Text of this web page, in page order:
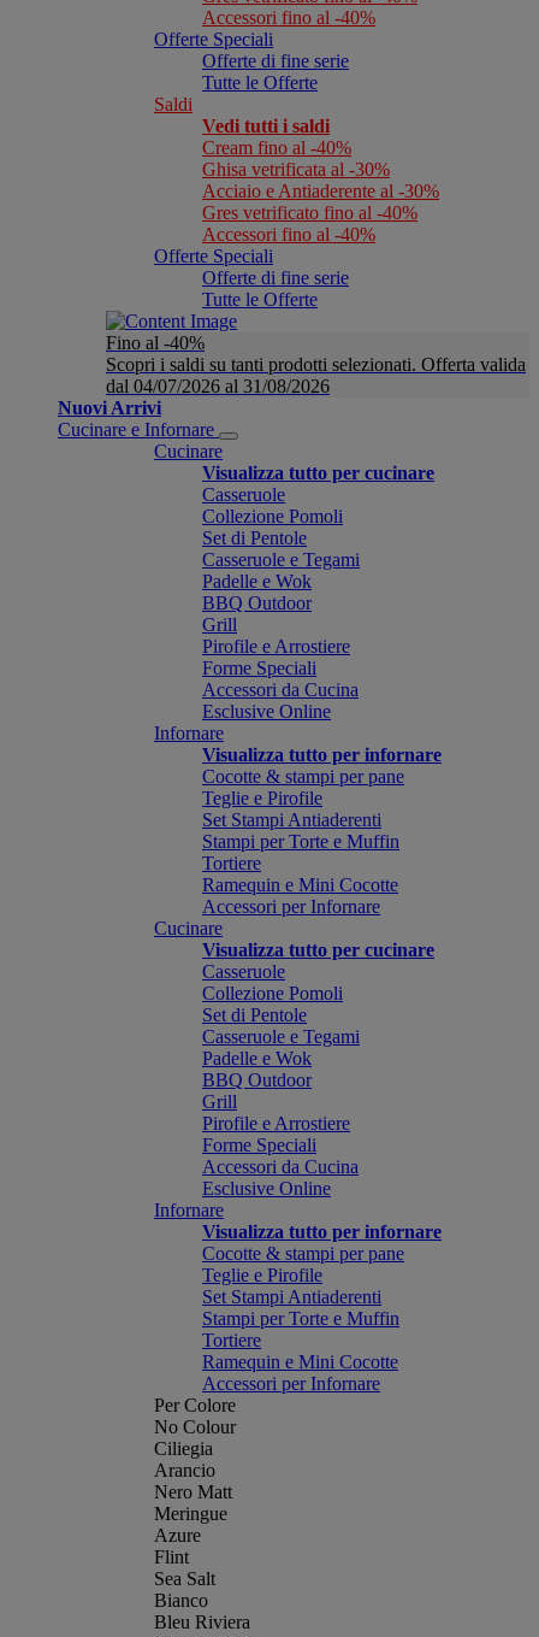
Accessori fino al -40%
Offerte Speciali
Offerte di fine serie
Tutte le Offerte
Saldi
Vedi tutti i saldi
Cream fino al -40%
Ghisa vetrificata al -30%
Acciaio e Antiaderente al -30%
Gres vetrificato fino al -40%
Accessori fino al -40%
Offerte Speciali
Offerte di fine serie
Tutte le Offerte
Fino al -40%
Scopri i saldi su tanti prodotti selezionati. Offerta valida
dal 04/07/2026 al 31/08/2026
Nuovi Arrivi
Cucinare e Infornare
Cucinare
Visualizza tutto per cucinare
Casseruole
Collezione Pomoli
Set di Pentole
Casseruole e Tegami
Padelle e Wok
BBQ Outdoor
Grill
Pirofile e Arrostiere
Forme Speciali
Accessori da Cucina
Esclusive Online
Infornare
Visualizza tutto per infornare
Cocotte & stampi per pane
Teglie e Pirofile
Set Stampi Antiaderenti
Stampi per Torte e Muffin
Tortiere
Ramequin e Mini Cocotte
Accessori per Infornare
Cucinare
Visualizza tutto per cucinare
Casseruole
Collezione Pomoli
Set di Pentole
Casseruole e Tegami
Padelle e Wok
BBQ Outdoor
Grill
Pirofile e Arrostiere
Forme Speciali
Accessori da Cucina
Esclusive Online
Infornare
Visualizza tutto per infornare
Cocotte & stampi per pane
Teglie e Pirofile
Set Stampi Antiaderenti
Stampi per Torte e Muffin
Tortiere
Ramequin e Mini Cocotte
Accessori per Infornare
Per Colore
No Colour
Ciliegia
Arancio
Nero Matt
Meringue
Azure
Flint
Sea Salt
Bianco
Bleu Riviera